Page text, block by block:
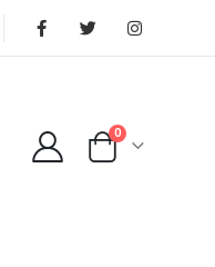
0